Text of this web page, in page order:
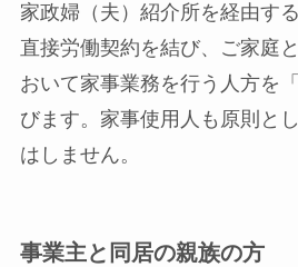
家政婦（夫）紹介所を経由す
直接労働契約を結び、ご家庭
おいて家事業務を行う人方を
びます。家事使用人も原則と
はしません。
事業主と同居の親族の方